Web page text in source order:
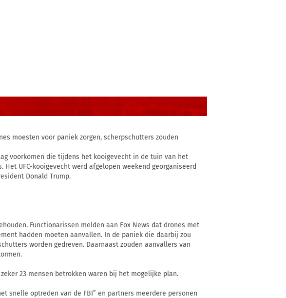
moesten voor paniek zorgen, scherpschutters zouden
voorkomen die tijdens het kooigevecht in de tuin van het
UFC-kooigevecht werd afgelopen weekend georganiseerd
Donald Trump.
Functionarissen melden aan Fox News dat drones met
hadden moeten aanvallen. In de paniek die daarbij zou
worden gedreven. Daarnaast zouden aanvallers van
23 mensen betrokken waren bij het mogelijke plan.
snelle optreden van de FBI” en partners meerdere personen